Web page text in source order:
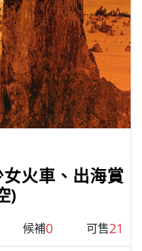
火車、出海賞
)
候補0 可售21